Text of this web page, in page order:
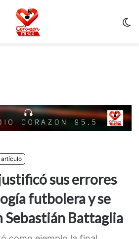
artículo
sus errores
futbolera y se
Sebastián Battaglia